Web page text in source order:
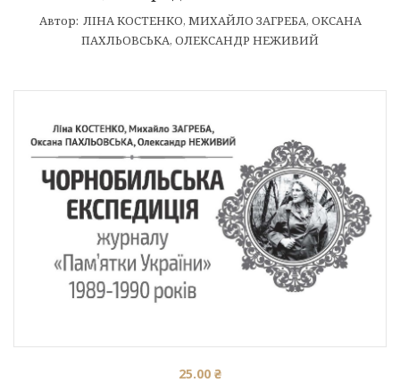
Автор: ЛІНА КОСТЕНКО, МИХАЙЛО ЗАГРЕБА, ОКСАНА
ПАХЛЬОВСЬКА, ОЛЕКСАНДР НЕЖИВИЙ
25.00 ₴